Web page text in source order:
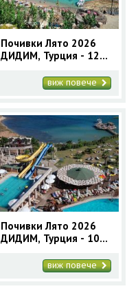
Почивки Лято 2026
ДИДИМ, Турция - 12
програмавиж повече
Почивки Лято 2026
ДИДИМ, Турция - 10
програмавиж повече